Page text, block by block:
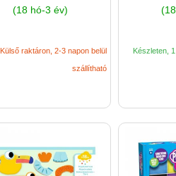
(18 hó-3 év)
Külső raktáron, 2-3 napon belül
szállítható
Készleten,